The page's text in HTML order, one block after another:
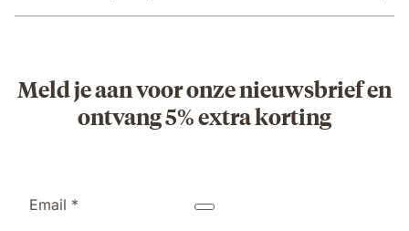
Meld je aan voor onze nieuwsbrief en
ontvang 5% extra korting
Email *